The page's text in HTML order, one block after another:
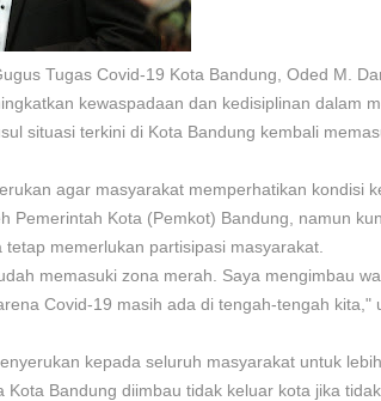
Tugas Covid-19 Kota Bandung, Oded M.
kewaspadaan dan kedisiplinan dalam
situasi terkini di Kota Bandung kembali
agar masyarakat memperhatikan kondisi
Pemerintah Kota (Pemkot) Bandung, namun
memerlukan partisipasi masyarakat.
memasuki zona merah. Saya mengimbau
Covid-19 masih ada di tengah-tengah kita,"
kepada seluruh masyarakat untuk
Kota Bandung diimbau tidak keluar kota jika